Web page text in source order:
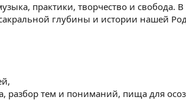
и
я
и
я
и
я
практики, творчество и свобода.
глубины и истории нашей
разбор тем и пониманий, пища для